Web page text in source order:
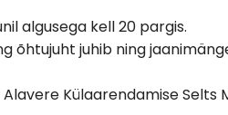
algusega kell 20 pargis.
õhtujuht juhib ning
Külaarendamise Selts